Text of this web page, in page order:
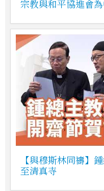
宗教與和平協進會
【與穆斯林同禱】
至清真寺